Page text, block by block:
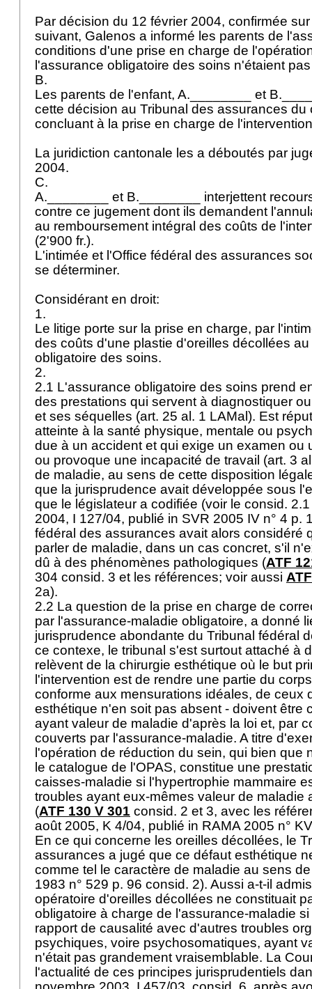
Par décision du 12 février 2004, confirmée
suivant, Galenos a informé les parents de
conditions d'une prise en charge de
l'assurance obligatoire des soins n'étaient
B.
Les parents de l'enfant, A.________ et
cette décision au Tribunal des assurances du
concluant à la prise en charge de
La juridiction cantonale les a déboutés par
2004.
C.
A.________ et B.________ interjettent
contre ce jugement dont ils demandent
au remboursement intégral des coûts de
(2'900 fr.).
L'intimée et l'Office fédéral des assurances
se déterminer.
Considérant en droit:
1.
Le litige porte sur la prise en charge, par
des coûts d'une plastie d'oreilles décollées
obligatoire des soins.
2.
2.1 L'assurance obligatoire des soins prend
des prestations qui servent à diagnostiquer
et ses séquelles (art. 25 al. 1 LAMal ). Est
atteinte à la santé physique, mentale ou
due à un accident et qui exige un examen ou
ou provoque une incapacité de travail (art. 3
de maladie, au sens de cette disposition
que la jurisprudence avait développée sous
que le législateur a codifiée (voir le consid.
2004, I 127/04, publié in SVR 2005 IV n° 4 p.
fédéral des assurances avait alors considéré
parler de maladie, dans un cas concret, s'il
dû à des phénomènes pathologiques (ATF
304 consid. 3 et les références; voir aussi
2a).
2.2 La question de la prise en charge de
par l'assurance-maladie obligatoire, a donné
jurisprudence abondante du Tribunal fédéral
ce contexe, le tribunal s'est surtout attaché à
relèvent de la chirurgie esthétique où le but
l'intervention est de rendre une partie du
conforme aux mensurations idéales, de ceux
esthétique n'en soit pas absent - doivent être
ayant valeur de maladie d'après la loi et, par
couverts par l'assurance-maladie. A titre
l'opération de réduction du sein, qui bien que
le catalogue de l'OPAS, constitue une
caisses-maladie si l'hypertrophie mammaire
troubles ayant eux-mêmes valeur de maladie
(ATF 130 V 301 consid. 2 et 3, avec les
août 2005, K 4/04, publié in RAMA 2005 n°
En ce qui concerne les oreilles décollées, le
assurances a jugé que ce défaut esthétique
comme tel le caractère de maladie au sens
1983 n° 529 p. 96 consid. 2). Aussi a-t-il
opératoire d'oreilles décollées ne constituait
obligatoire à charge de l'assurance-maladie
rapport de causalité avec d'autres troubles
psychiques, voire psychosomatiques, ayant
n'était pas grandement vraisemblable. La
l'actualité de ces principes jurisprudentiels